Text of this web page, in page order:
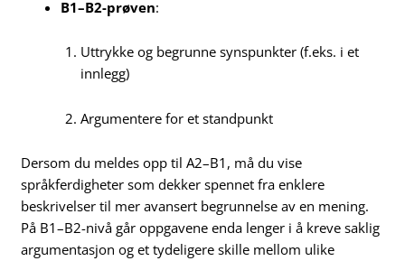
B1–B2-prøven:
Uttrykke og begrunne synspunkter (f.eks. i et
innlegg)
Argumentere for et standpunkt
Dersom du meldes opp til A2–B1, må du vise
språkferdigheter som dekker spennet fra enklere
beskrivelser til mer avansert begrunnelse av en mening.
På B1–B2-nivå går oppgavene enda lenger i å kreve saklig
argumentasjon og et tydeligere skille mellom ulike